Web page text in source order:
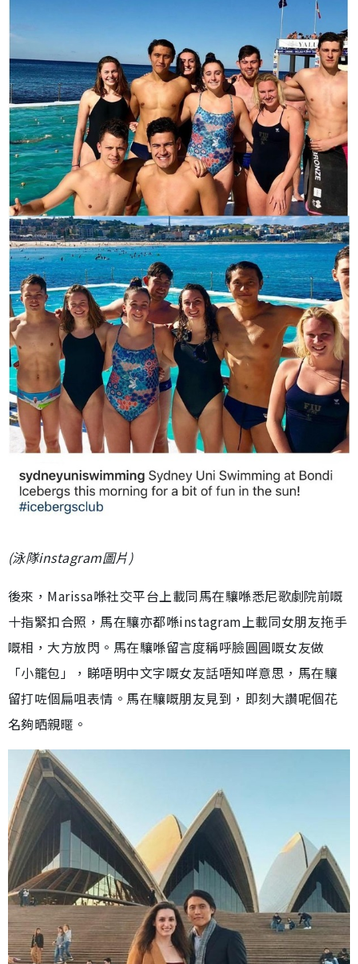
(泳隊instagram圖片)
後來，Marissa喺社交平台上載同馬在驤喺悉尼歌劇院前嘅
十指緊扣合照，馬在驤亦都喺instagram上載同女朋友拖手
嘅相，大方放閃。馬在驤喺留言度稱呼臉圓圓嘅女友做
「小籠包」，睇唔明中文字嘅女友話唔知咩意思，馬在驤
留打咗個扁咀表情。馬在驤嘅朋友見到，即刻大讚呢個花
名夠晒親暱。